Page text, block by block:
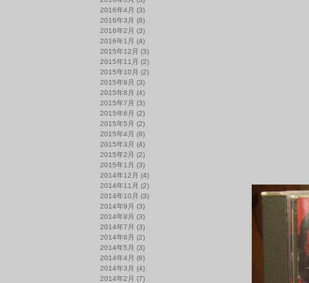
2016年4月 (3)
2016年3月 (8)
2016年2月 (3)
2016年1月 (4)
2015年12月 (3)
2015年11月 (2)
2015年10月 (2)
2015年9月 (3)
2015年8月 (4)
2015年7月 (3)
2015年6月 (2)
2015年5月 (2)
2015年4月 (8)
2015年3月 (4)
2015年2月 (2)
2015年1月 (3)
2014年12月 (4)
2014年11月 (2)
2014年10月 (3)
2014年9月 (3)
2014年8月 (3)
2014年7月 (3)
2014年6月 (2)
2014年5月 (3)
2014年4月 (6)
2014年3月 (4)
2014年2月 (7)